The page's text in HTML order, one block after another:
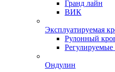
Гранд лайн
ВИК
Эксплуатируемая
Рулонный
Ондулин